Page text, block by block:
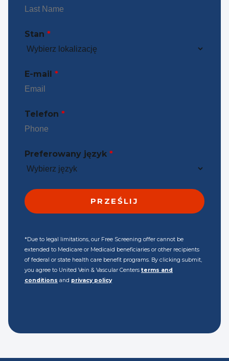
Stan *
E-mail *
Telefon *
Preferowany język *
*Due to legal limitations, our Free Screening offer cannot be
extended to Medicare or Medicaid beneficiaries or other recipients
of federal or state health care benefit programs. By clicking submit,
you agree to United Vein & Vascular Centers terms and
conditions and privacy policy